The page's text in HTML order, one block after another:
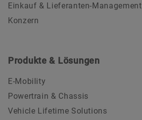
Einkauf & Lieferanten-Management
Konzern
Produkte & Lösungen
E-Mobility
Powertrain & Chassis
Vehicle Lifetime Solutions